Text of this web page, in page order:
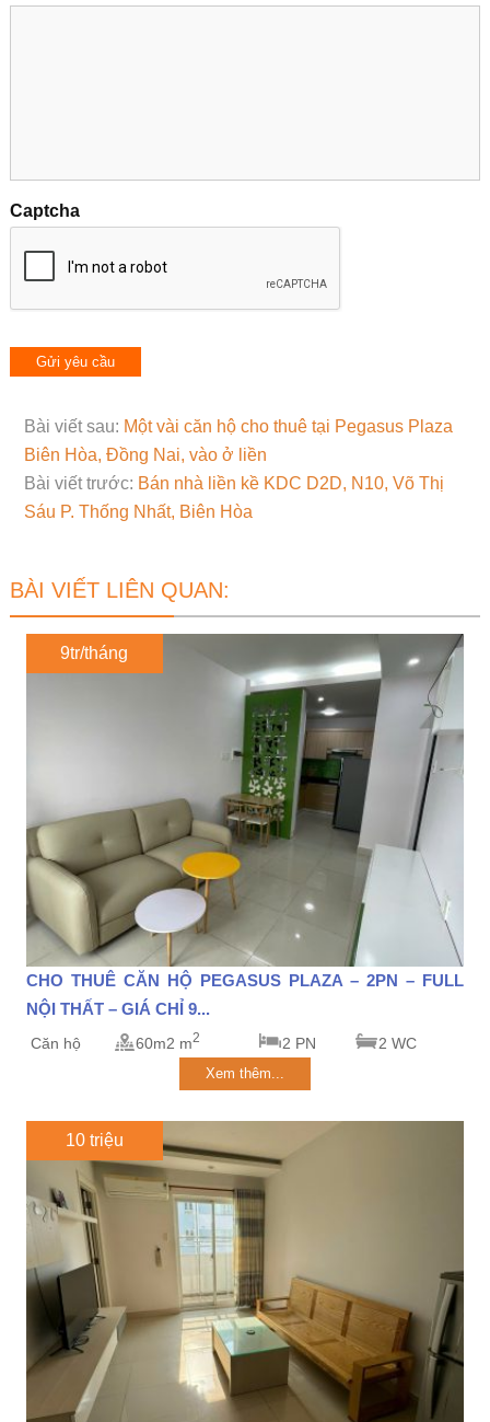
Captcha
Bài viết sau: Một vài căn hộ cho thuê tại Pegasus Plaza
Biên Hòa, Đồng Nai, vào ở liền
Bài viết trước: Bán nhà liền kề KDC D2D, N10, Võ Thị
Sáu P. Thống Nhất, Biên Hòa
BÀI VIẾT LIÊN QUAN:
9tr/tháng
CHO THUÊ CĂN HỘ PEGASUS PLAZA – 2PN – FULL
NỘI THẤT – GIÁ CHỈ 9...
Căn hộ 60m2 m2 2 PN 2 WC
Xem thêm...
10 triệu